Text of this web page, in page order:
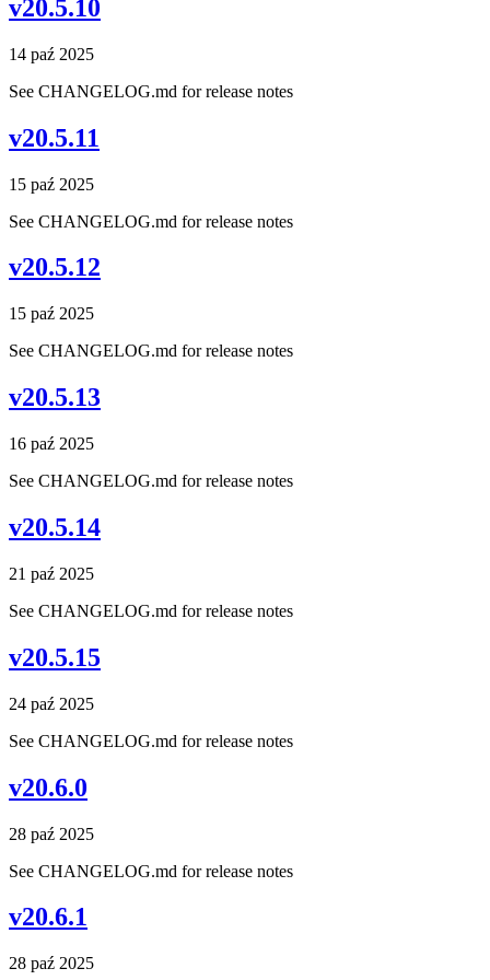
v20.5.10
14 paź 2025
See CHANGELOG.md for release notes
v20.5.11
15 paź 2025
See CHANGELOG.md for release notes
v20.5.12
15 paź 2025
See CHANGELOG.md for release notes
v20.5.13
16 paź 2025
See CHANGELOG.md for release notes
v20.5.14
21 paź 2025
See CHANGELOG.md for release notes
v20.5.15
24 paź 2025
See CHANGELOG.md for release notes
v20.6.0
28 paź 2025
See CHANGELOG.md for release notes
v20.6.1
28 paź 2025